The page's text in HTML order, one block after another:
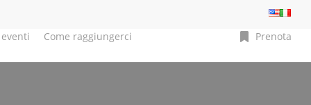
Come raggiungerci Prenota